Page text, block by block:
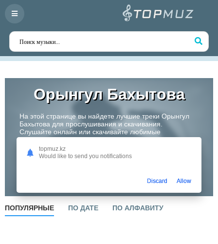
Орынгул Бахытова
На этой странице вы найдете лучшие треки Орынгул
Бахытова для прослушивания и скачивания.
Слушайте онлайн или скачивайте любимые
композиции в высоком качестве. Откройте для себя
творчество одного из самых перспективных артистов
Казахстана!
ПОПУЛЯРНЫЕ ПО ДАТЕ ПО АЛФАВИТУ
topmuz.kz
Would like to send you notifications
Discard Allow